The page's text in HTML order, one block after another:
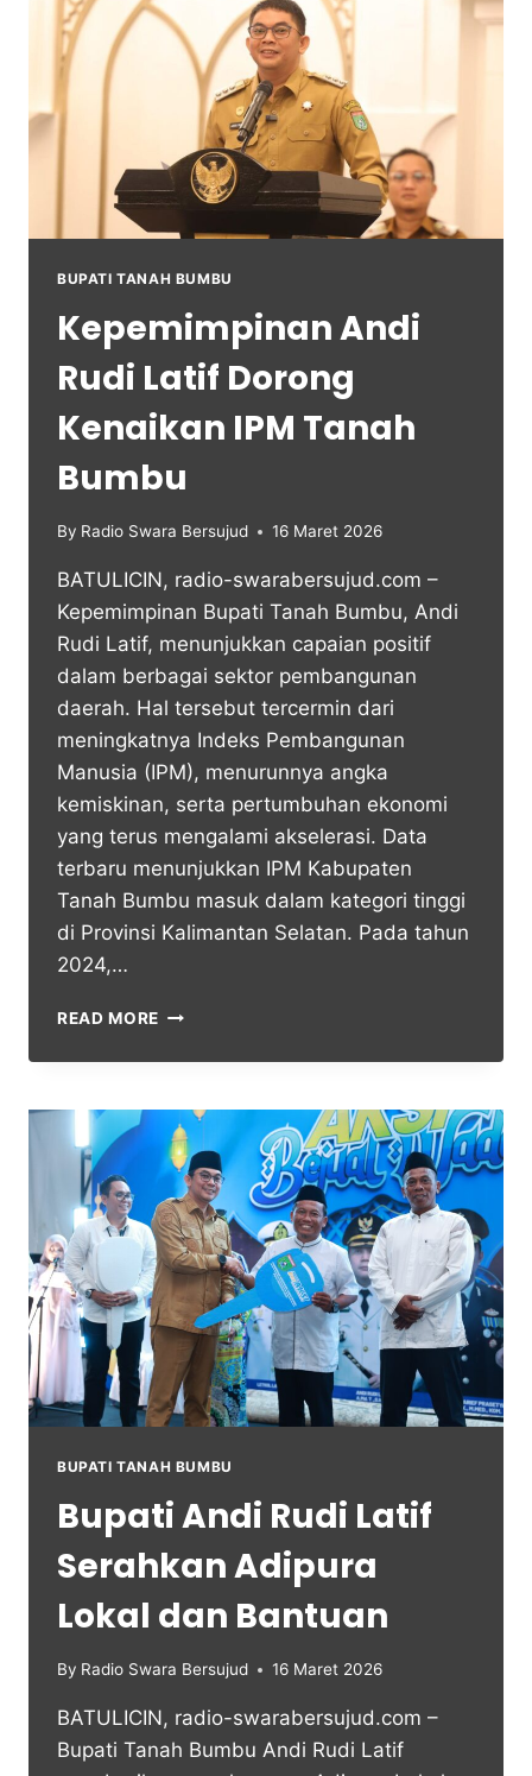
BUPATI TANAH BUMBU
Kepemimpinan Andi
Rudi Latif Dorong
Kenaikan IPM Tanah
Bumbu
By Radio Swara Bersujud 16 Maret 2026
BATULICIN, radio-swarabersujud.com –
Kepemimpinan Bupati Tanah Bumbu, Andi
Rudi Latif, menunjukkan capaian positif
dalam berbagai sektor pembangunan
daerah. Hal tersebut tercermin dari
meningkatnya Indeks Pembangunan
Manusia (IPM), menurunnya angka
kemiskinan, serta pertumbuhan ekonomi
yang terus mengalami akselerasi. Data
terbaru menunjukkan IPM Kabupaten
Tanah Bumbu masuk dalam kategori tinggi
di Provinsi Kalimantan Selatan. Pada tahun
2024,…
READ MORE
BUPATI TANAH BUMBU
Bupati Andi Rudi Latif
Serahkan Adipura
Lokal dan Bantuan
By Radio Swara Bersujud 16 Maret 2026
BATULICIN, radio-swarabersujud.com –
Bupati Tanah Bumbu Andi Rudi Latif